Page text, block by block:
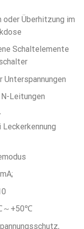
Überhitzung im
Schaltelemente
Unterspannungen
Leitungen
～+50℃